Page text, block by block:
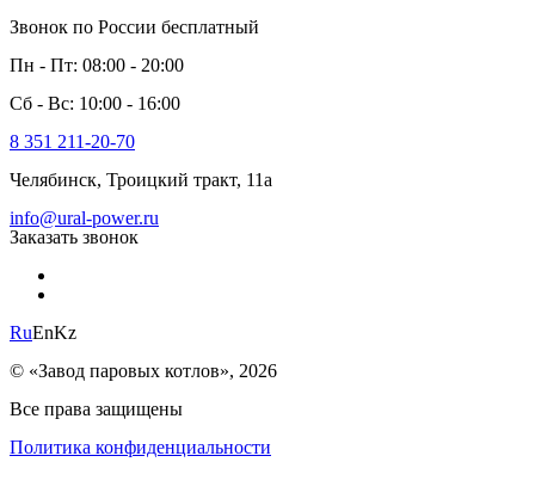
Звонок по России бесплатный
Пн - Пт: 08:00 - 20:00
Сб - Вс: 10:00 - 16:00
8 351 211-20-70
Челябинск, Троицкий тракт, 11а
info@ural-power.ru
Заказать звонок
RuEnKz
© «Завод паровых котлов», 2026
Все права защищены
Политика конфиденциальности